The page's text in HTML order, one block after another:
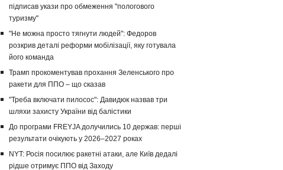
підписав укази про обмеження "пологового
туризму"
"Не можна просто тягнути людей": Федоров
розкрив деталі реформи мобілізації, яку готувала
його команда
Трамп прокоментував прохання Зеленського про
ракети для ППО – що сказав
"Треба включати пилосос": Давидюк назвав три
шляхи захисту України від балістики
До програми FREYJA долучились 10 держав: перші
результати очікують у 2026–2027 роках
NYT: Росія посилює ракетні атаки, але Київ дедалі
рідше отримує ППО від Заходу